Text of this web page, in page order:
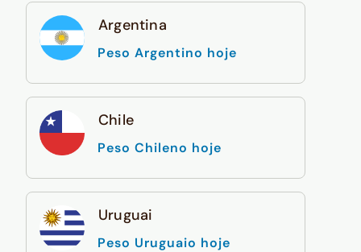
Argentina
Peso Argentino hoje
Chile
Peso Chileno hoje
Uruguai
Peso Uruguaio hoje